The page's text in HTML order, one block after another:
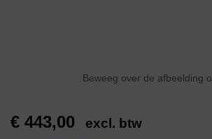
Beweeg over de afbeelding
€ 443,00 excl. btw